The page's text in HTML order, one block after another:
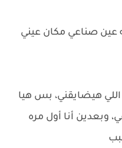
عين صناعي مكان عيني
اللي هيضايقني، بس هيا
وبعدين أنا أول مره